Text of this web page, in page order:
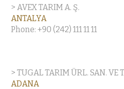
> AVEX TARIM A. Ş.
ANTALYA
Phone: +90 (242) 111 11 11
> TUGAL TARIM ÜRL. SAN. VE
ADANA